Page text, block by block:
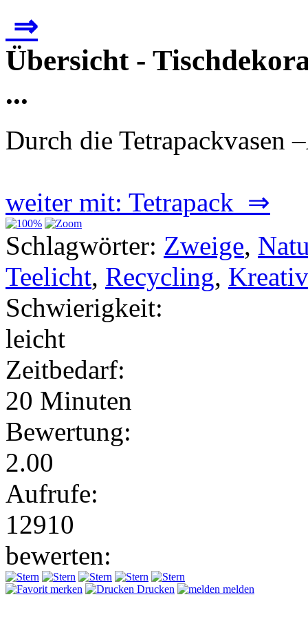
⇒
Übersicht -
...
Durch die Tetrapackvasen
weiter mit: Tetrapack ⇒
Schlagwörter: Zweige,
Teelicht, Recycling, Kreativ
Schwierigkeit:
leicht
Zeitbedarf:
20 Minuten
Bewertung:
2.00
Aufrufe:
12910
bewerten:
merken Drucken melden